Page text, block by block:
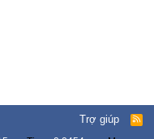
Trợ giúp
R